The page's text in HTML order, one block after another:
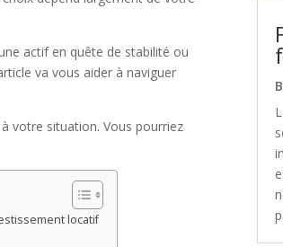
actif en quête de stabilité ou
va vous aider à naviguer
votre situation. Vous pourriez
locatif